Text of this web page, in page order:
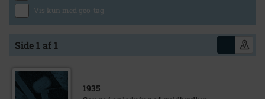
Vis kun med geo-tag
Side 1 af 1
1935